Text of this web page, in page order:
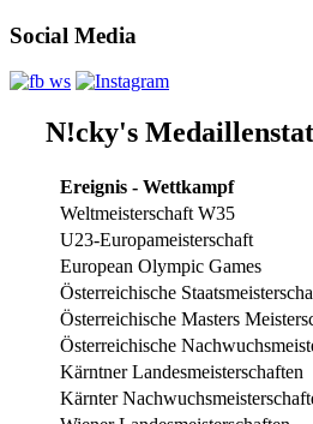
Social Media
N!cky's
Ereignis - Wettkampf
Weltmeisterschaft W35
U23-Europameisterschaft
European Olympic Games
Österreichische
Österreichische Masters
Österreichische
Kärntner Landesmeisterschaften
Kärnter